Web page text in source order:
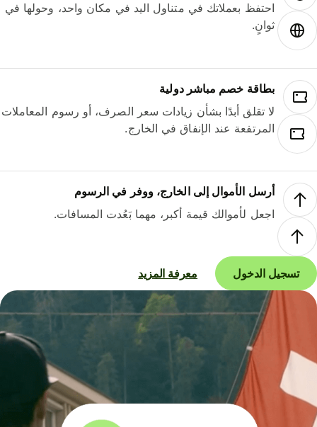
احتفظ بعملاتك في متناول اليد في مكان واحد، وحولها في
ثوانٍ.
بطاقة خصم مباشر دولية
لا تقلق أبدًا بشأن زيادات سعر الصرف، أو رسوم المعاملات
المرتفعة عند الإنفاق في الخارج.
أرسل الأموال إلى الخارج، ووفر في الرسوم
اجعل لأموالك قيمة أكبر، مهما بَعُدت المسافات.
تسجيل الدخول معرفة المزيد